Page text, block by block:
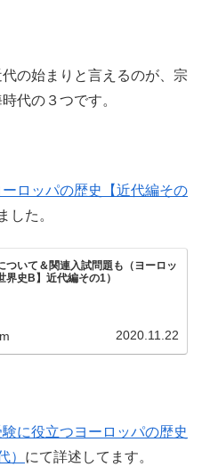
の始まりと言えるのが、宗
代の３つです。
ロッパの歴史【近代編その
した。
ついて＆関連入試問題も（ヨーロッ
界史B】近代編その1）
2020.11.22
験に役立つヨーロッパの歴史
） にて詳述してます。